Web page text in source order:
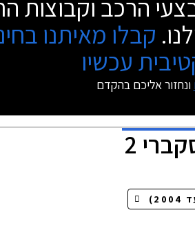
הרכב וקבוצות
קבלו מאיתנו
עכשיו
ונחזור אליכם בהקדם
2